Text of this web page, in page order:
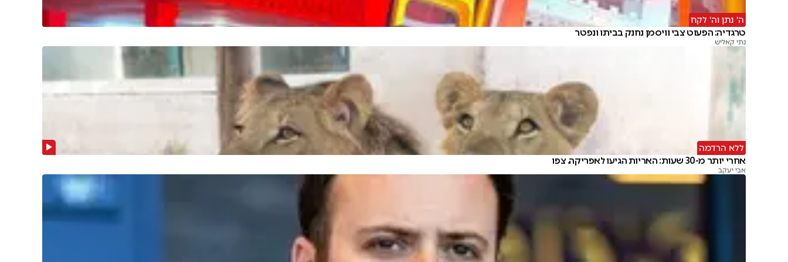
ה' נתן וה' לקח
טרגדיה: הפעוט צבי וויסמן נחנק בביתו ונפטר
נתי קאליש
ללא הרדמה
אחרי יותר מ-30 שעות: האריות הגיעו לאפריקה. צפו
אבי יעקב